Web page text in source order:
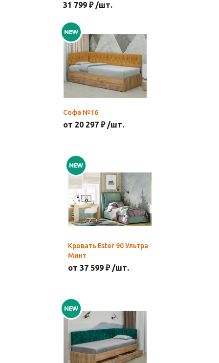
31 799 ₽ /шт.
Софа №16
от 20 297 ₽ /шт.
Кровать Ester 90 Ультра
Минт
от 37 599 ₽ /шт.